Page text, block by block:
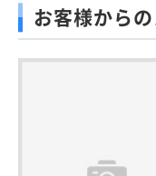
お客様から